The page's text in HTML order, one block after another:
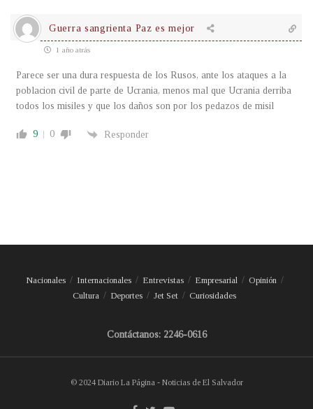
Guerra sangrienta Paz es mejor
1 año atrás
Parece ser una dura respuesta de los Rusos, ante los ataques a la
poblacion civil de parte de Ucrania, menos mal que Ucrania derriba
todos los misiles y que los daños son por los pedazos de misil
9 0 Responder
Nacionales Internacionales Entrevistas Empresarial
Opinión
Cultura
Deportes Jet Set Curiosidades
Contáctanos: 2246-0616
© 2024 Diario La Página - Noticias de El Salvador